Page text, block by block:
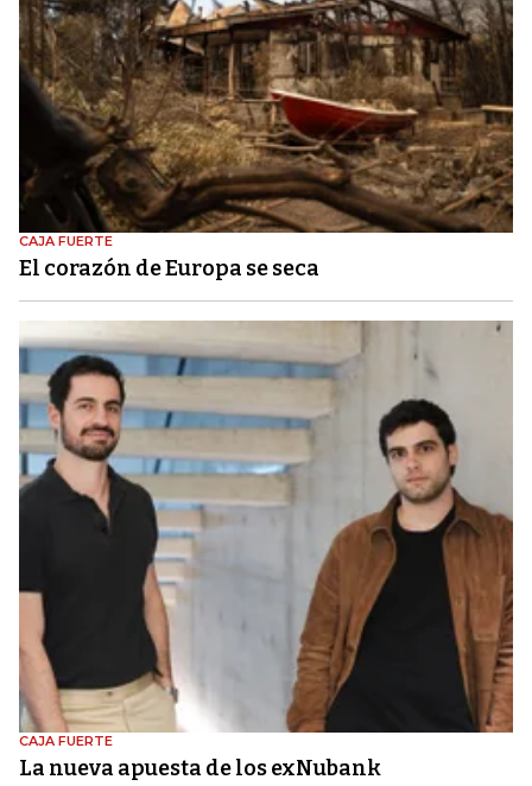
CAJA FUERTE
El corazón de Europa se seca
CAJA FUERTE
La nueva apuesta de los exNubank